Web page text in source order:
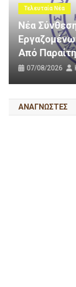
Μετά
ΑΝΑΓΝΩΣΤΕΣ